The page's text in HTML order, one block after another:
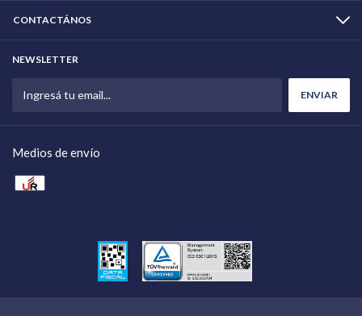
CONTACTÁNOS
NEWSLETTER
Medios de envío